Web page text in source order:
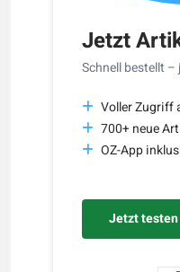
Jetzt
Schnell bestellt
Voller Zugriff
700+ neue
OZ-App
Jetzt testen